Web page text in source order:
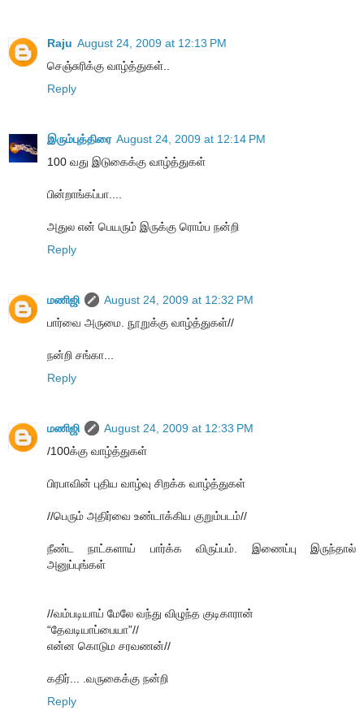
Raju August 24, 2009 at 12:13 PM
செஞ்சுரிக்கு வாழ்த்துகள்..
Reply
இரும்புத்திரை August 24, 2009 at 12:14 PM
100 வது இடுகைக்கு வாழ்த்துகள்
பின்றாங்கப்பா....
அதுல என் பெயரும் இருக்கு ரொம்ப நன்றி
Reply
மணிஜி
August 24, 2009 at 12:32 PM
பார்வை அருமை. நூறுக்கு வாழ்த்துகள்//
நன்றி சங்கா...
Reply
மணிஜி
August 24, 2009 at 12:33 PM
/100க்கு வாழ்த்துகள்
பிரபாவின் புதிய வாழ்வு சிறக்க வாழ்த்துகள்
//பெரும் அதிர்வை உண்டாக்கிய குறும்படம்//
நீண்ட நாட்களாய் பார்க்க விருப்பம். இணைப்பு இருந்தால்
அனுப்புங்கள்
//வம்படியாய் மேலே வந்து விழுந்த குடிகாரான்
“தேவடியாப்பையா”//
என்ன கொடும சரவணன்//
கதிர்... .வருகைக்கு நன்றி
Reply